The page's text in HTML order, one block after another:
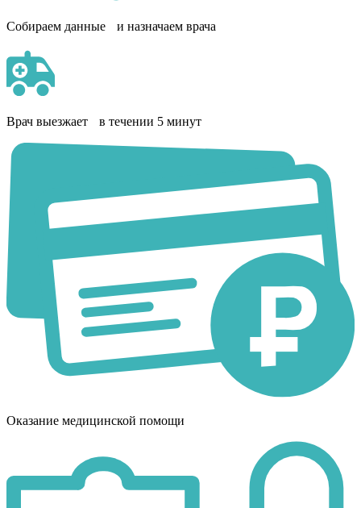
Собираем данные и назначаем врача
Врач выезжает в течении 5 минут
Оказание медицинской помощи